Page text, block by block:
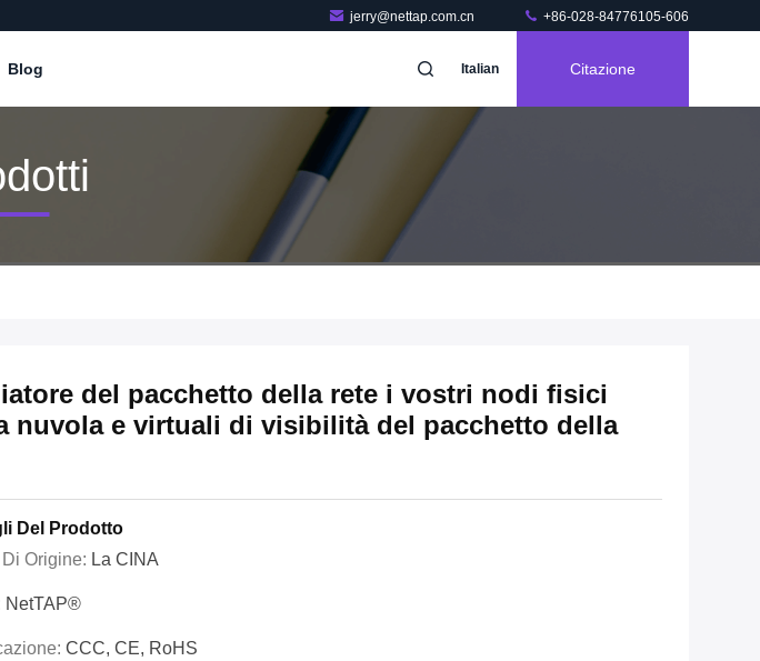
jerry@nettap.com.cn +86-028-84776105-606
Blog Italian Citazione
del pacchetto della rete i vostri nodi fisici
nuvola e virtuali di visibilità del pacchetto della
Del Prodotto
Origine: La CINA
NetTAP®
CCC, CE, RoHS